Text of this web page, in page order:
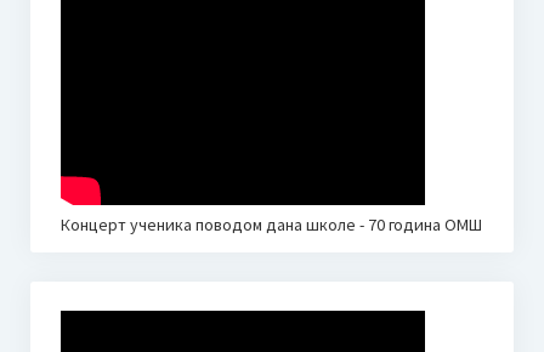
Концерт ученика поводом дана школе - 70 година ОМШ